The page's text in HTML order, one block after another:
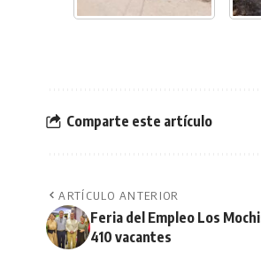
Comparte este artículo
ARTÍCULO ANTERIOR
Feria del Empleo Los
410 vacantes